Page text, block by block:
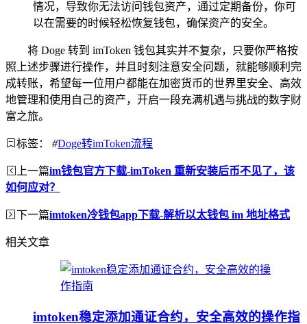
情况，导致你无法访问钱包资产，通过定期备份，你可
以在需要的时候轻松恢复钱包，确保资产的安全。
将 Doge 转到 imToken 钱包其实并不复杂，只要你严格按
照上述步骤进行操作，并且时刻注意安全问题，就能够顺利完
成转账，希望每一位用户都能在加密货币的世界里安全、高效
地管理和使用自己的资产，开启一段充满机遇与挑战的数字财
富之旅。
标签： #Doge转imToken流程
上一篇im钱包官方下载-imToken 重新安装后币不见了，该
如何应对？
下一篇imtoken冷钱包app下载-解析以太钱包 im 地址格式
相关文章
imtoken稳定添加通证合约，安全高效的操作指